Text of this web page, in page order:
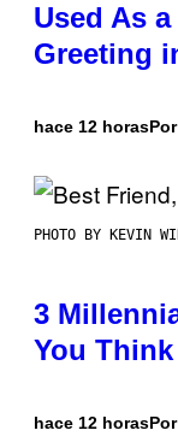
Used As
Greeting
hace 12 horasPor
PHOTO BY KEVIN
3
You
hace 12 horasPor